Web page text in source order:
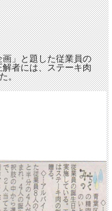
」と題した従業員の
者には、ステーキ肉
。